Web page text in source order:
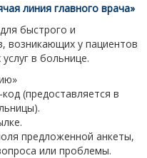
линия главного врача»
быстрого и
возникающих у пациентов
в больнице.
(предоставляется в
предложенной анкеты,
или проблемы.